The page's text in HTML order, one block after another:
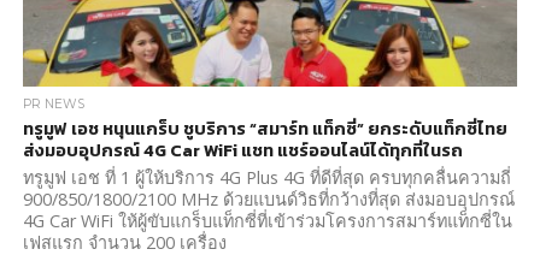
PR NEWS
ทรูมูฟ เอช หนุนแกร็บ ชูบริการ “สมาร์ท แท็กซี่” ยกระดับแท็กซี่ไทย
ส่งมอบอุปกรณ์ 4G Car WiFi แชท แชร์ออนไลน์ได้ทุกที่ในรถ
ทรูมูฟ เอช ที่ 1 ผู้ให้บริการ 4G Plus 4G ที่ดีที่สุด ครบทุกคลื่นความถี่
900/850/1800/2100 MHz ด้วยแบนด์วิธที่กว้างที่สุด ส่งมอบอุปกรณ์
4G Car WiFi ให้ผู้ขับแกร็บแท็กซี่ที่เข้าร่วมโครงการสมาร์ทแท็กซี่ใน
เฟสแรก จำนวน 200 เครื่อง